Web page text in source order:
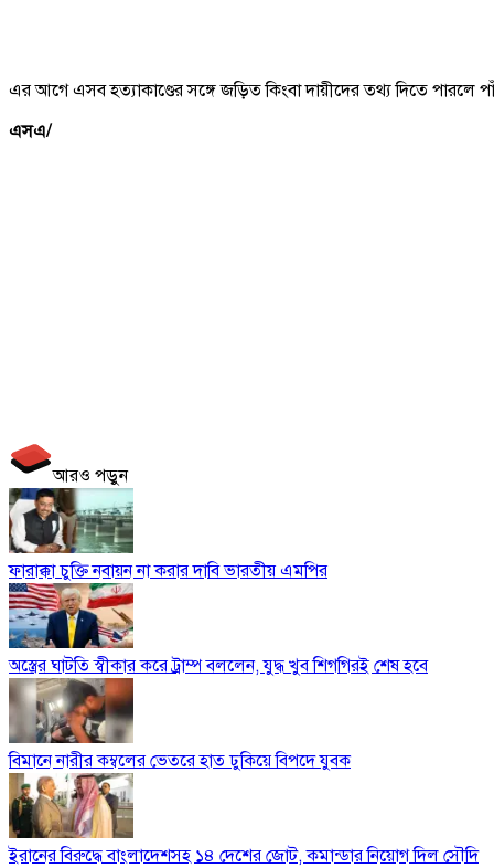
এর আগে এসব হত্যাকাণ্ডের সঙ্গে জড়িত কিংবা দায়ীদের তথ্য দিতে পারলে
এসএ/
আরও পড়ুন
ফারাক্কা চুক্তি নবায়ন না করার দাবি ভারতীয় এমপির
অস্ত্রের ঘাটতি স্বীকার করে ট্রাম্প বললেন, যুদ্ধ খুব শিগগিরই শেষ হবে
বিমানে নারীর কম্বলের ভেতরে হাত ঢুকিয়ে বিপদে যুবক
ইরানের বিরুদ্ধে বাংলাদেশসহ ১৪ দেশের জোট, কমান্ডার নিয়োগ দিল সৌদি